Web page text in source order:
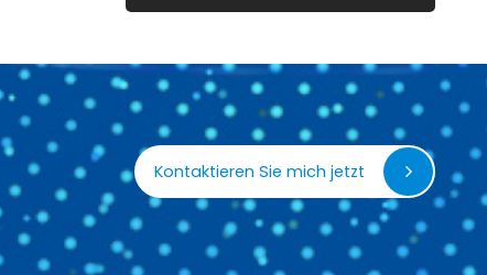
Kontaktieren Sie mich jetzt